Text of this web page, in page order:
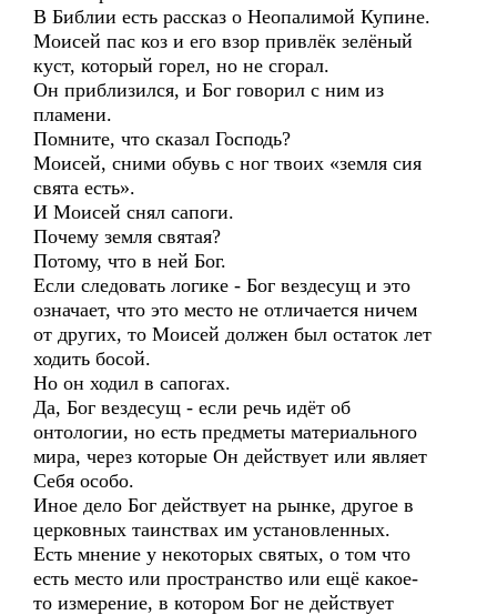
В Библии есть рассказ о Неопалимой Купине.
Моисей пас коз и его взор привлёк зелёный
куст, который горел, но не сгорал.
Он приблизился, и Бог говорил с ним из
пламени.
Помните, что сказал Господь?
Моисей, сними обувь с ног твоих «земля сия
свята есть».
И Моисей снял сапоги.
Почему земля святая?
Потому, что в ней Бог.
Если следовать логике - Бог вездесущ и это
означает, что это место не отличается ничем
от других, то Моисей должен был остаток лет
ходить босой.
Но он ходил в сапогах.
Да, Бог вездесущ - если речь идёт об
онтологии, но есть предметы материального
мира, через которые Он действует или являет
Себя особо.
Иное дело Бог действует на рынке, другое в
церковных таинствах им установленных.
Есть мнение у некоторых святых, о том что
есть место или пространство или ещё какое-
то измерение, в котором Бог не действует